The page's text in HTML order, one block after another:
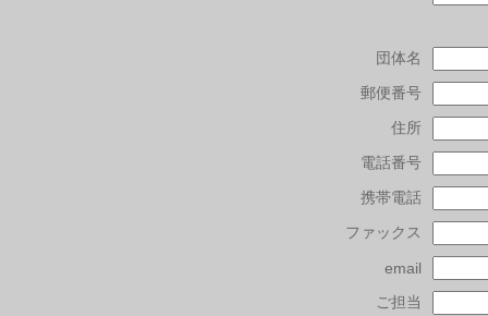
団体名
郵便番号
住所
電話番号
携帯電話
ファックス
email
ご担当